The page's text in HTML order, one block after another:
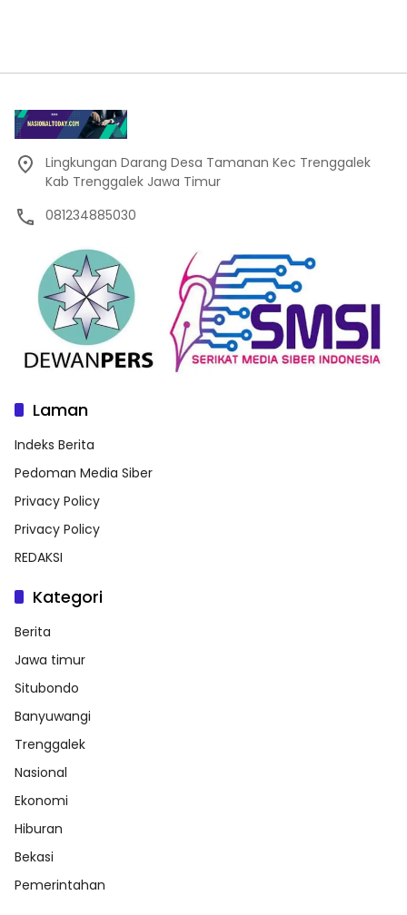
Lingkungan Darang Desa Tamanan Kec Trenggalek
Kab Trenggalek Jawa Timur
081234885030
Laman
Indeks Berita
Pedoman Media Siber
Privacy Policy
Privacy Policy
REDAKSI
Kategori
Berita
Jawa timur
Situbondo
Banyuwangi
Trenggalek
Nasional
Ekonomi
Hiburan
Bekasi
Pemerintahan